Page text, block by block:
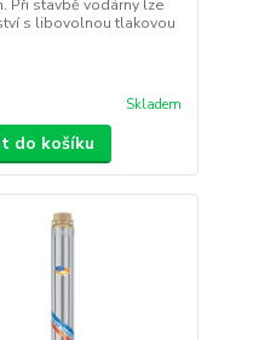
Při stavbě vodárny lze
s libovolnou tlakovou
Skladem
do košíku